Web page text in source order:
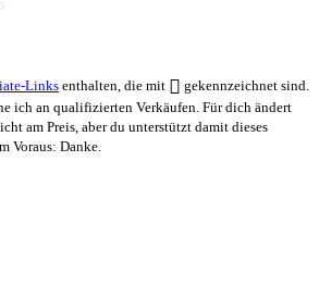
Links enthalten, die mit
gekennzeichnet sind.
ich an qualifizierten Verkäufen. Für dich ändert
am Preis, aber du unterstützt damit dieses
Voraus: Danke.